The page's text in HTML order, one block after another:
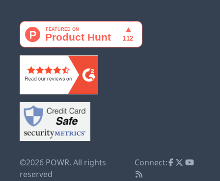
©2026 POWR. All rights
reserved
Connect: